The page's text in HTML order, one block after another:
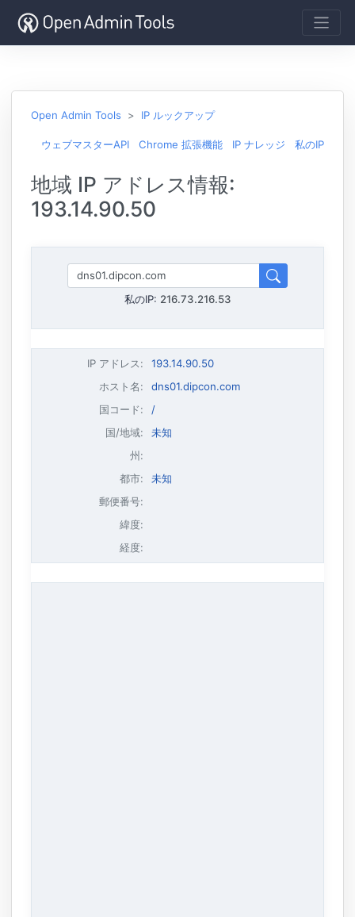
Open Admin Tools IP ルックアップ
ウェブマスターAPI Chrome 拡張機能 IP ナレッジ 私のIP
地域 IP アドレス情報:
193.14.90.50
私のIP: 216.73.216.53
IP アドレス:
193.14.90.50
ホスト名:
dns01.dipcon.com
国コード:
/
国/地域:
未知
州:
都市:
未知
郵便番号:
緯度:
経度: